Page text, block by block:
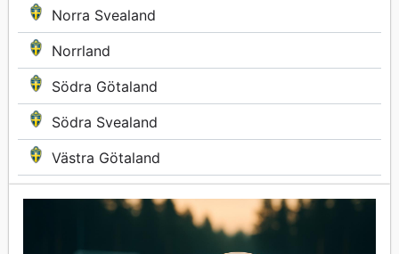
Norra Svealand
Norrland
Södra Götaland
Södra Svealand
Västra Götaland